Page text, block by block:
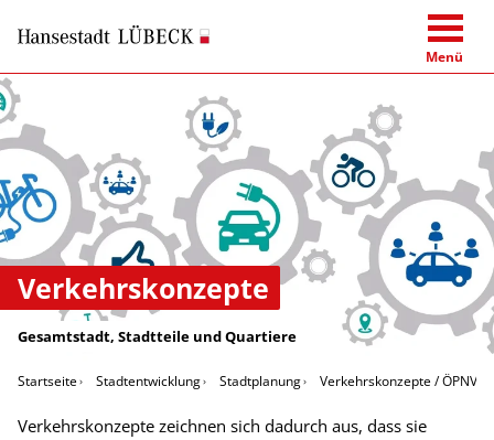
Menü
Verkehrskonzepte
Gesamtstadt, Stadtteile und Quartiere
Startseite Stadtentwicklung Stadtplanung Verkehrskonzepte / ÖPNV
Verkehrskonzepte zeichnen sich dadurch aus, dass sie